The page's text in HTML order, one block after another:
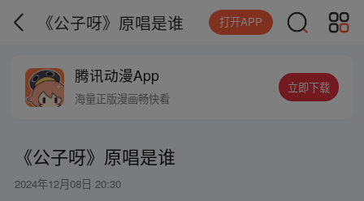
《公子呀》原唱是谁 打开APP
腾讯动漫App
海量正版漫画畅快看
立即下载
《公子呀》原唱是谁
2024年12月08日 20:30